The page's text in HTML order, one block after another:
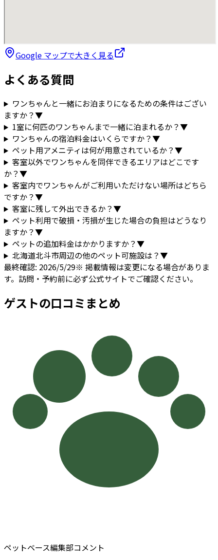
Google マップで大きく見る
よくある質問
ワンちゃんと一緒にお泊まりになるための条件はござい
ますか？▼
1室に何匹のワンちゃんまで一緒に泊まれるか？▼
ワンちゃんの宿泊料金はいくらですか？▼
ペット用アメニティは何が用意されているか？▼
客室以外でワンちゃんを同伴できるエリアはどこです
か？▼
客室内でワンちゃんがご利用いただけない場所はどちら
ですか？▼
客室に残して外出できるか？▼
ペット利用で破損・汚損が生じた場合の負担はどうなり
ますか？▼
ペットの追加料金はかかりますか？▼
北海道北斗市周辺の他のペット可施設は？▼
最終確認: 2026/5/29※ 掲載情報は変更になる場合がありま
す。訪問・予約前に必ず公式サイトでご確認ください。
ゲストの口コミまとめ
ペットベース編集部コメント